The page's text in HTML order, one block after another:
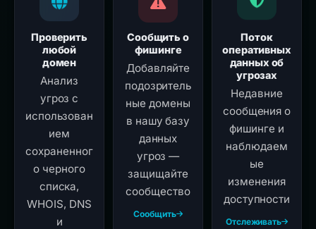
Проверить
любой
домен
Анализ
угроз с
использован
ием
сохраненног
о черного
списка,
WHOIS, DNS
и
Сообщить о
фишинге
Добавляйте
подозритель
ные домены
в нашу базу
данных
угроз —
защищайте
сообщество
Сообщить
Поток
оперативных
данных об
угрозах
Недавние
сообщения о
фишинге и
наблюдаем
ые
изменения
доступности
Отслеживать